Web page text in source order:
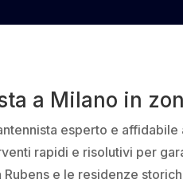
a Milano in
esperto e
rapidi e risolutivi per
Rubens e le residenze